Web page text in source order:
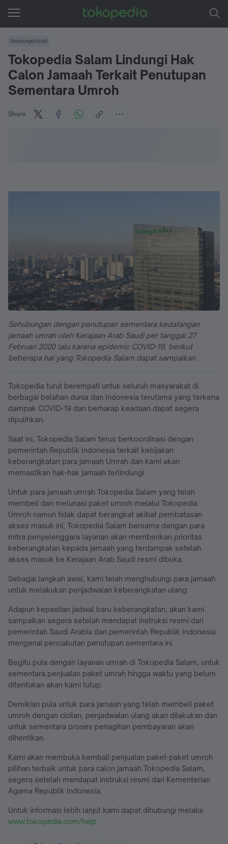
Uncategorized
Tokopedia Salam Lindungi Hak
Calon Jamaah Terkait Penutupan
Sementara Umroh
Share
Sehubungan dengan penutupan sementara kedatangan
jamaah umrah oleh Kerajaan Arab Saudi per tanggal 27
Februari 2020 lalu karena epidemic COVID-19, berikut
beberapa hal yang Tokopedia Salam dapat sampaikan.
Tokopedia turut berempati untuk seluruh masyarakat di
berbagai belahan dunia dan Indonesia terutama yang terkena
dampak COVID-19 dan berharap keadaan dapat segera
dipulihkan.
Saat ini, Tokopedia Salam terus berkoordinasi dengan
pemerintah Republik Indonesia terkait kebijakan
keberangkatan para jamaah Umrah dan kami akan
memastikan hak-hak jamaah terlindungi.
Untuk para jamaah umrah Tokopedia Salam yang telah
membeli dan melunasi paket umroh melalui Tokopedia
Umroh namun tidak dapat berangkat akibat pembatasan
akses masuk ini, Tokopedia Salam bersama dengan para
mitra penyelenggara layanan akan memberikan prioritas
keberangkatan kepada jamaah yang terdampak setelah
akses masuk ke Kerajaan Arab Saudi resmi dibuka.
Sebagai langkah awal, kami telah menghubungi para jamaah
untuk melakukan penjadwalan keberangkatan ulang.
Adapun kepastian jadwal baru keberangkatan, akan kami
sampaikan segera setelah mendapat instruksi resmi dari
pemerintah Saudi Arabia dan pemerintah Republik Indonesia
mengenai pencabutan penutupan sementara ini.
Begitu pula dengan layanan umrah di Tokopedia Salam, untuk
sementara penjualan paket umrah hingga waktu yang belum
ditentukan akan kami tutup.
Demikian pula untuk para jamaah yang telah membeli paket
umroh dengan cicilan, penjadwalan ulang akan dilakukan dan
untuk sementara proses penagihan pembayaran akan
dihentikan.
Kami akan membuka kembali penjualan paket-paket umroh
pilihan terbaik untuk para calon jamaah Tokopedia Salam,
segera setelah mendapat instruksi resmi dari Kementerian
Agama Republik Indonesia.
Untuk informasi lebih lanjut kami dapat dihubungi melalui
www.tokopedia.com/help